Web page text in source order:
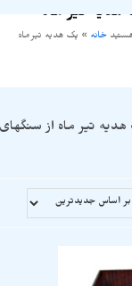
هدیه تیر ماه
خانه » پک هدیه تیر ماه
تیر ماه از